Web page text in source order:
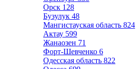
Орск 128
Бузулук 48
Мангистауская область 824
Актау 599
Жанаозен 71
Форт-Шевченко 6
Одесская область 822